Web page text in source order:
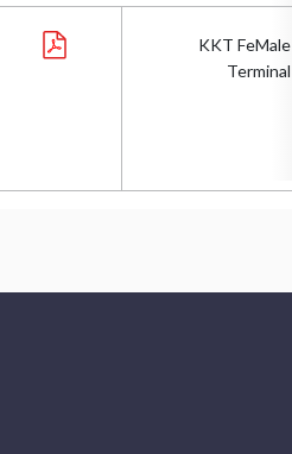
KKT FeMale
Terminal